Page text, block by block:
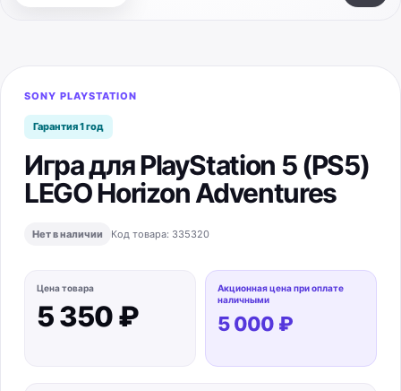
SONY PLAYSTATION
Гарантия 1 год
Игра для PlayStation 5 (PS5)
LEGO Horizon Adventures
Нет в наличии Код товара: 335320
Цена товара
5 350 ₽
Акционная цена при оплате
наличными
5 000 ₽